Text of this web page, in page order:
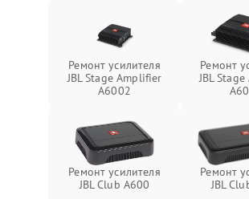
Ремонт усилителя
JBL Stage Amplifier
A6002
Ремонт
JBL
Ремонт усилителя
JBL Club A600
Ремонт
JBL